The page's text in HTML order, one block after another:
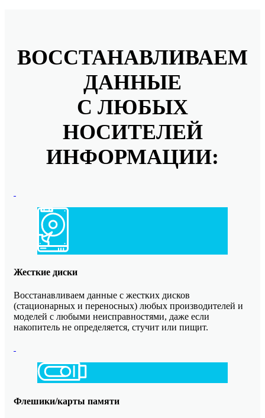
ВОССТАНАВЛИВАЕМ
ДАННЫЕ
С ЛЮБЫХ
НОСИТЕЛЕЙ
ИНФОРМАЦИИ:
Жесткие диски
Восстанавливаем данные с жестких дисков
(стационарных и переносных) любых производителей и
моделей с любыми неисправностями, даже если
накопитель не определяется, стучит или пищит.
Флешики/карты памяти